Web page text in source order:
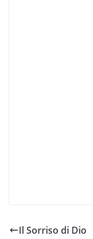
Il Sorriso di Dio